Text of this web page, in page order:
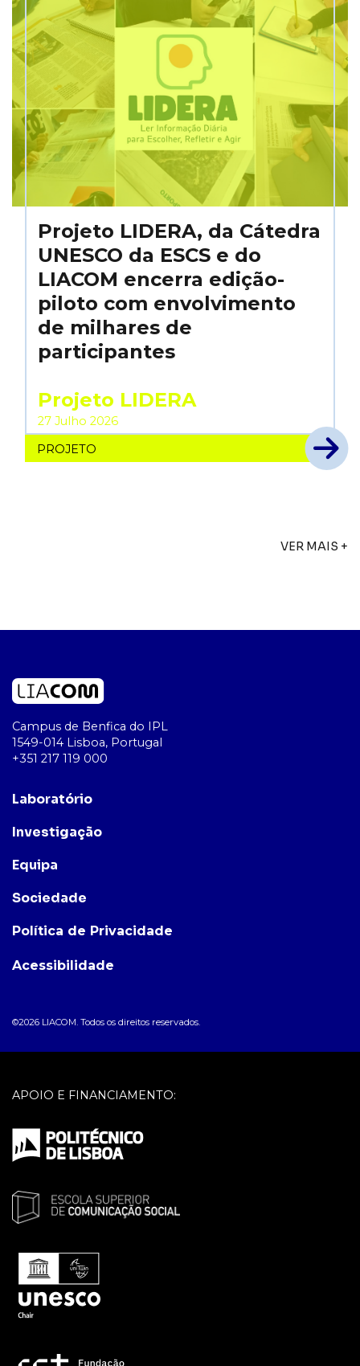
Projeto LIDERA, da Cátedra
UNESCO da ESCS e do
LIACOM encerra edição-
piloto com envolvimento
de milhares de
participantes
Projeto LIDERA
27 Julho 2026
PROJETO
VER MAIS +
Campus de Benfica do IPL
1549-014 Lisboa, Portugal
+351 217 119 000
Laboratório
Investigação
Equipa
Sociedade
Política de Privacidade
Acessibilidade
©2026 LIACOM. Todos os direitos reservados.
APOIO E FINANCIAMENTO: